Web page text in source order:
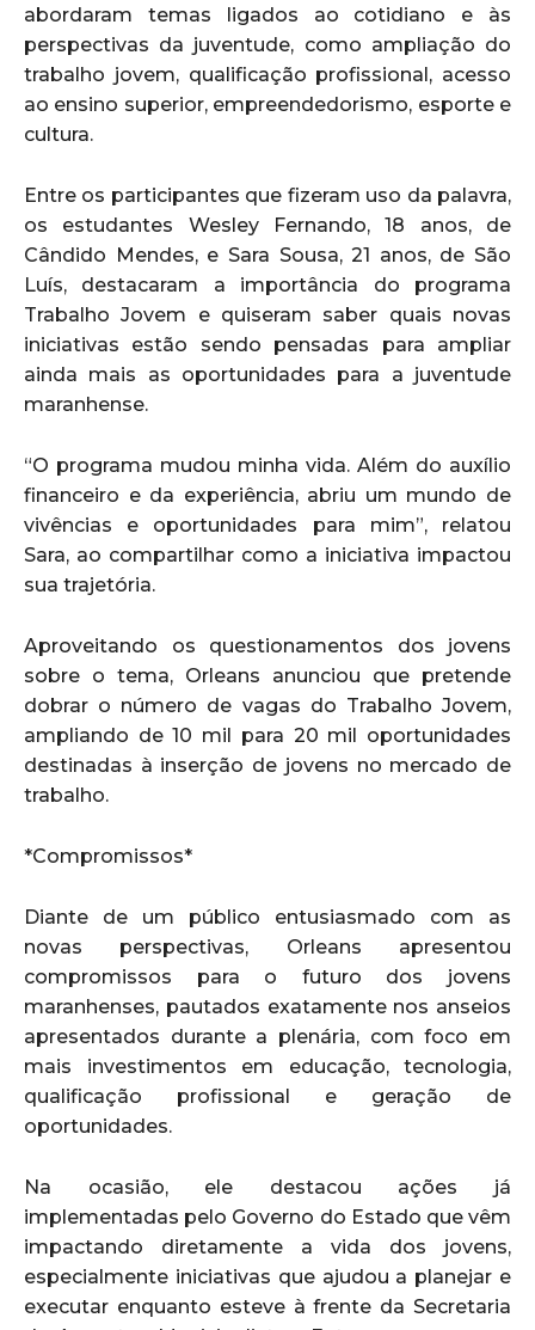
abordaram temas ligados ao cotidiano e às
perspectivas da juventude, como ampliação do
trabalho jovem, qualificação profissional, acesso
ao ensino superior, empreendedorismo, esporte e
cultura.
Entre os participantes que fizeram uso da palavra,
os estudantes Wesley Fernando, 18 anos, de
Cândido Mendes, e Sara Sousa, 21 anos, de São
Luís, destacaram a importância do programa
Trabalho Jovem e quiseram saber quais novas
iniciativas estão sendo pensadas para ampliar
ainda mais as oportunidades para a juventude
maranhense.
“O programa mudou minha vida. Além do auxílio
financeiro e da experiência, abriu um mundo de
vivências e oportunidades para mim”, relatou
Sara, ao compartilhar como a iniciativa impactou
sua trajetória.
Aproveitando os questionamentos dos jovens
sobre o tema, Orleans anunciou que pretende
dobrar o número de vagas do Trabalho Jovem,
ampliando de 10 mil para 20 mil oportunidades
destinadas à inserção de jovens no mercado de
trabalho.
*Compromissos*
Diante de um público entusiasmado com as
novas perspectivas, Orleans apresentou
compromissos para o futuro dos jovens
maranhenses, pautados exatamente nos anseios
apresentados durante a plenária, com foco em
mais investimentos em educação, tecnologia,
qualificação profissional e geração de
oportunidades.
Na ocasião, ele destacou ações já
implementadas pelo Governo do Estado que vêm
impactando diretamente a vida dos jovens,
especialmente iniciativas que ajudou a planejar e
executar enquanto esteve à frente da Secretaria